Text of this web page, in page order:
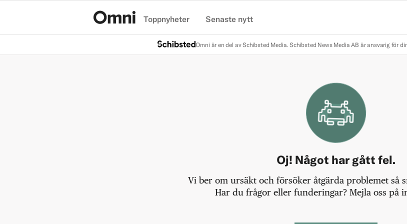
Toppnyheter Senaste nytt
Omni är en del av Schibsted Media. Schibsted News Media AB är ansvarig för
Oj! Något har gått fel.
Vi ber om ursäkt och försöker åtgärda problemet så
Har du frågor eller funderingar? Mejla oss på